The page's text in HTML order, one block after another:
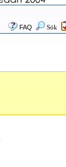
FAQ
Sök